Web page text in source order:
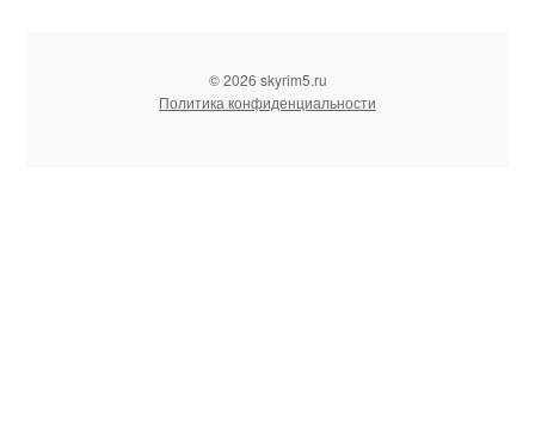
© 2026 skyrim5.ru
Политика конфиденциальности